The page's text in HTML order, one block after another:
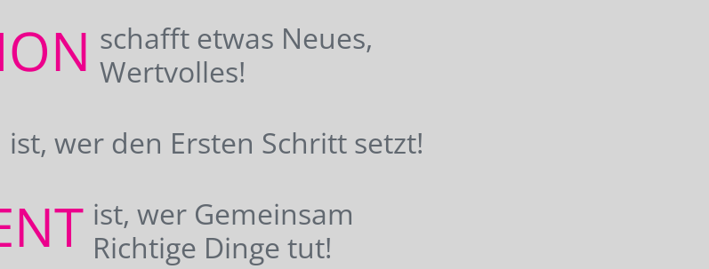
schafft etwas Neues,
Wertvolles!
ist, wer den Ersten Schritt setzt!
ist, wer Gemeinsam
Richtige Dinge tut!